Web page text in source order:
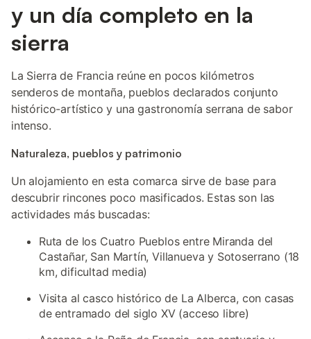
y un día completo en la
sierra
La Sierra de Francia reúne en pocos kilómetros
senderos de montaña, pueblos declarados conjunto
histórico-artístico y una gastronomía serrana de sabor
intenso.
Naturaleza, pueblos y patrimonio
Un alojamiento en esta comarca sirve de base para
descubrir rincones poco masificados. Estas son las
actividades más buscadas:
Ruta de los Cuatro Pueblos entre Miranda del
Castañar, San Martín, Villanueva y Sotoserrano (18
km, dificultad media)
Visita al casco histórico de La Alberca, con casas
de entramado del siglo XV (acceso libre)